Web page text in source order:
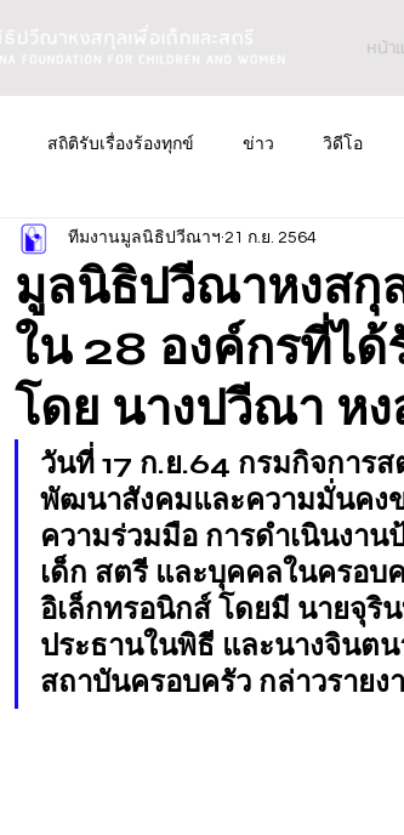
หน้า
สถิติรับเรื่องร้องทุกข์ ข่าว วิดีโอ
มูลนิธิปวีณาหงสกุล
ใน 28 องค์กรที่ไ
โดย นางปวีณา หง
ทีมงานมูลนิธิปวีณาฯ 21 ก.ย. 2564
วันที่ 17 ก.ย.64 กรมกิจการ
พัฒนาสังคมและความมั่นคง
ความร่วมมือ การดำเนินงา
เด็ก สตรี และบุคคลในครอบ
อิเล็กทรอนิกส์ โดยมี นายจุริ
ประธานในพิธี และนางจินต
สถาบันครอบครัว กล่าวรายง